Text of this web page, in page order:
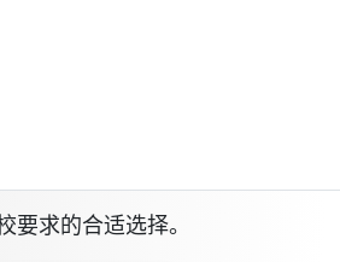
求的合适选择。